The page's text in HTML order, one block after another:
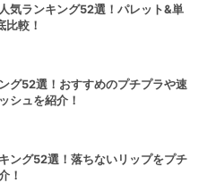
気ランキング52選！パレット&単
比較！
グ52選！おすすめのプチプラや速
シュを紹介！
ング52選！落ちないリップをプチ
！